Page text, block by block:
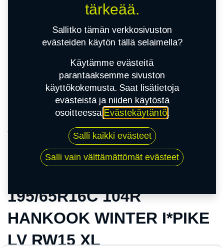
195/65R16C 104R HANKOOK WINTER I*PIKE
LV RW15 XL
195/65R16C 104R
HANKOOK WINTER I*PIKE
LV RW15 XL
tärkeää.
Sallitko tämän verkkosivuston
evästeiden käytön tällä selaimella?
Käytämme evästeitä
parantaaksemme sivuston
käyttökokemusta. Saat lisätietoja
evästeistä ja niiden käytöstä
osoitteessa Evästekäytäntö.
Salli kaikki evästeet
Salli vain välttämättömät evästeet